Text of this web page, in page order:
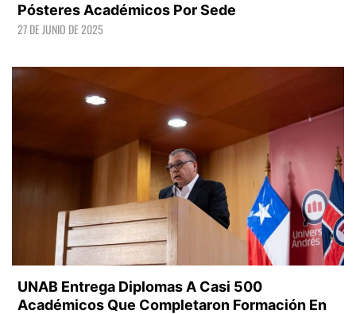
Pósteres Académicos Por Sede
27 DE JUNIO DE 2025
UNAB Entrega Diplomas A Casi 500
Académicos Que Completaron Formación En